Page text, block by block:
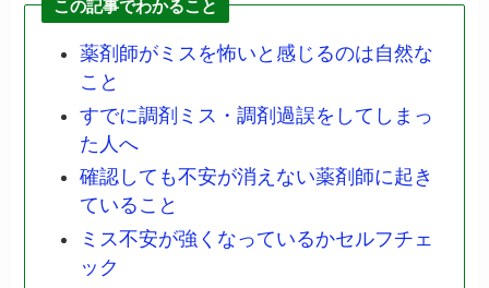
この記事でわかること
薬剤師がミスを怖いと感じるのは自然な
こと
すでに調剤ミス・調剤過誤をしてしまっ
た人へ
確認しても不安が消えない薬剤師に起き
ていること
ミス不安が強くなっているかセルフチェ
ック